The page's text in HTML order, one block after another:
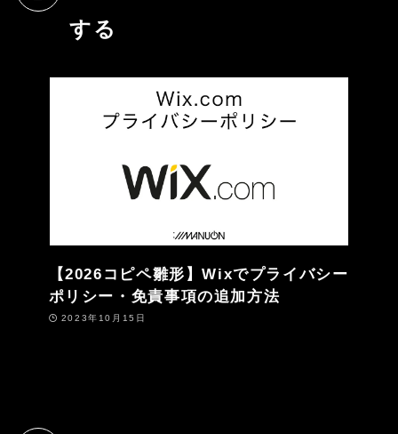
する
【2026コピペ雛形】Wixでプライバシー
ポリシー・免責事項の追加方法
2023年10月15日